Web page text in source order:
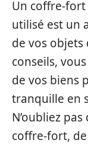
Un coffre-
utilisé est un
de vos objets
conseils,
de vos biens
tranquille en
N’oubliez
coffre-fort,